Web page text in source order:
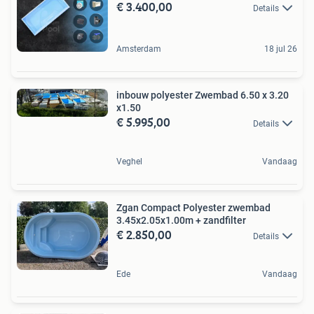
€ 3.400,00 Details
Amsterdam 18 jul 26
inbouw polyester Zwembad 6.50 x 3.20
x1.50
€ 5.995,00 Details
Veghel Vandaag
Zgan Compact Polyester zwembad
3.45x2.05x1.00m + zandfilter
€ 2.850,00 Details
Ede Vandaag